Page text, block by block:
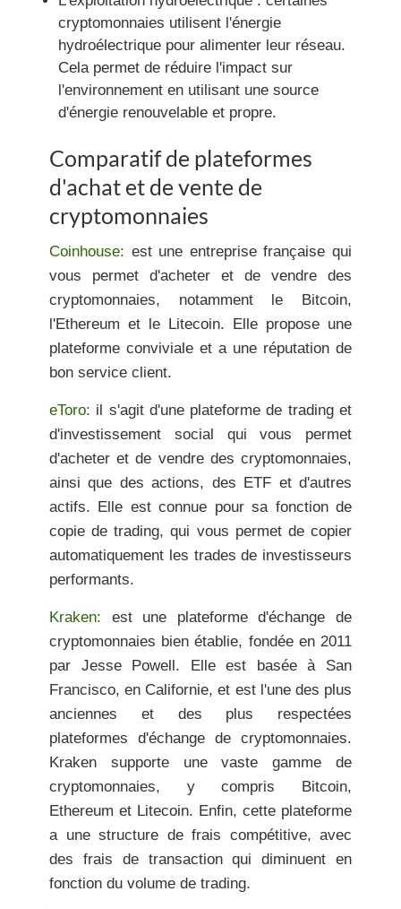
cryptomonnaies utilisent l'énergie
hydroélectrique pour alimenter leur réseau.
Cela permet de réduire l'impact sur
l'environnement en utilisant une source
d'énergie renouvelable et propre.
Comparatif de plateformes
d'achat et de vente de
cryptomonnaies
Coinhouse: est une entreprise française qui
vous permet d'acheter et de vendre des
cryptomonnaies, notamment le Bitcoin,
l'Ethereum et le Litecoin. Elle propose une
plateforme conviviale et a une réputation de
bon service client.
eToro: il s'agit d'une plateforme de trading et
d'investissement social qui vous permet
d'acheter et de vendre des cryptomonnaies,
ainsi que des actions, des ETF et d'autres
actifs. Elle est connue pour sa fonction de
copie de trading, qui vous permet de copier
automatiquement les trades de investisseurs
performants.
Kraken: est une plateforme d'échange de
cryptomonnaies bien établie, fondée en 2011
par Jesse Powell. Elle est basée à San
Francisco, en Californie, et est l'une des plus
anciennes et des plus respectées
plateformes d'échange de cryptomonnaies.
Kraken supporte une vaste gamme de
cryptomonnaies, y compris Bitcoin,
Ethereum et Litecoin. Enfin, cette plateforme
a une structure de frais compétitive, avec
des frais de transaction qui diminuent en
fonction du volume de trading.